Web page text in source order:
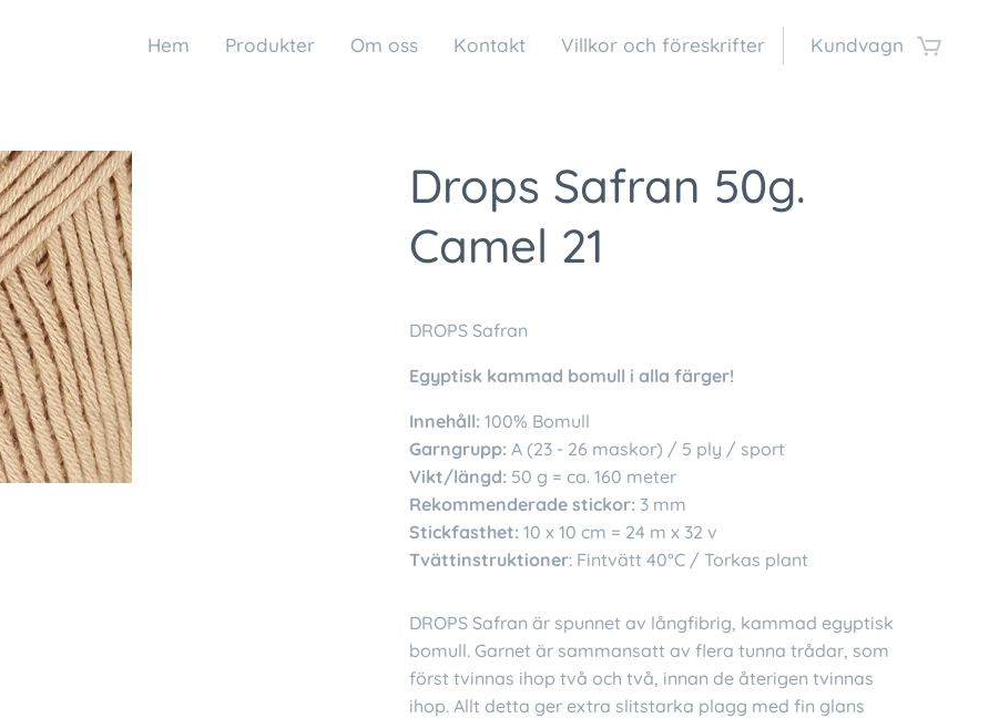
Hem Produkter Om oss Kontakt Villkor och föreskrifter Kundvagn
Drops Safran 50g.
Camel 21
DROPS Safran
Egyptisk kammad bomull i alla färger!
Innehåll: 100% Bomull
Garngrupp: A (23 - 26 maskor) / 5 ply / sport
Vikt/längd: 50 g = ca. 160 meter
Rekommenderade stickor: 3 mm
Stickfasthet: 10 x 10 cm = 24 m x 32 v
Tvättinstruktioner: Fintvätt 40°C / Torkas plant
DROPS Safran är spunnet av långfibrig, kammad egyptisk
bomull. Garnet är sammansatt av flera tunna trådar, som
först tvinnas ihop två och två, innan de återigen tvinnas
ihop. Allt detta ger extra slitstarka plagg med fin glans